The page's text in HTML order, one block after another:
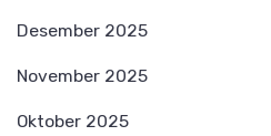
Desember 2025
November 2025
Oktober 2025